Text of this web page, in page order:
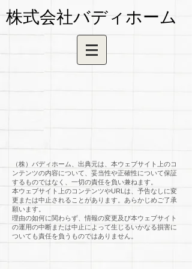
株式会社バディホーム
（株）バディホーム、出典元は、本ウェブサイト上のコ
ンテンツの内容について、妥当性や正確性について保証
するものではなく、一切の責任を負い兼ねます。
本ウェブサイト上のコンテンツやURLは、予告なしに変
更または中止されることがあります。あらかじめご了承
願います。
理由の如何に関わらず、情報の変更及び本ウェブサイト
の運用の中断または中止によって生じるいかなる損害に
ついても責任を負うものではありません。